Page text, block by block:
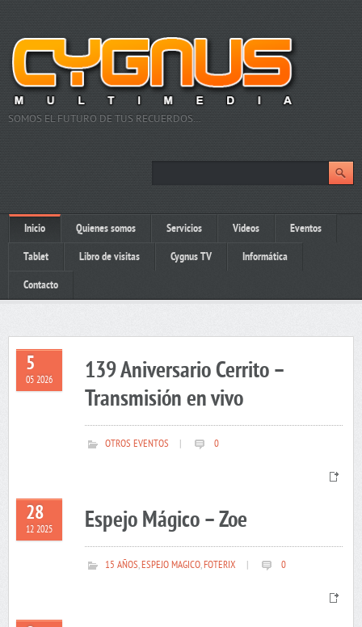
SOMOS EL FUTURO DE TUS RECUERDOS…
Inicio Quienes somos Servicios Videos Eventos
Tablet Libro de visitas Cygnus TV Informática
Contacto
5
05 2026
139 Aniversario Cerrito –
Transmisión en vivo
OTROS EVENTOS 0
28
12 2025 Espejo Mágico – Zoe
15 AÑOS,ESPEJO MAGICO,FOTERIX 0